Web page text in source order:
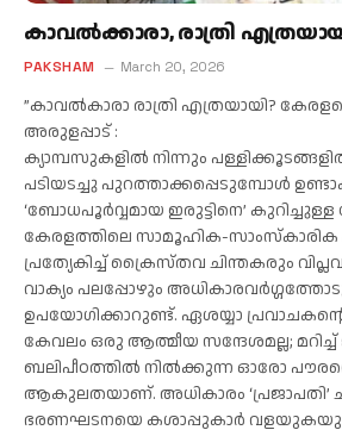
കാവല്‍ക്കാരാ, രാത്രി
PAKSHAM March 20, 2026
”കാവല്‍കാരാ രാത്രി എത്രയായി?
അരുളപ്പാട് :
ക്യാമ്പസുകളില്‍ നിന്നും പള്ളിക്കൂടങ്ങളില്‍
പടിയടച്ചു പുറത്താക്കപ്പെടുമ്പോള്‍
‘ബോധപൂര്‍വ്വമായ ഇരുട്ടിനെ’ കുറിച്ചുള്ള
കേരളത്തിലെ സാമൂഹിക-
പ്രത്യേകിച്ച് ക്രൈസ്തവ ചിന്തകരും
വാക്യം പലപ്പോഴും
ഉപയോഗിക്കാറുണ്ട്. ഏശയ്യാ
കേവലം ഒരു ആത്മീയ സന്ദേശമല്ല; മറിച്ച്
ബലിപീഠത്തില്‍ നില്‍ക്കുന്ന ഓരോ
ആകുലതയാണ്. അധികാരം
ഭരണഘടനയെ കശാപ്പുകാര്‍